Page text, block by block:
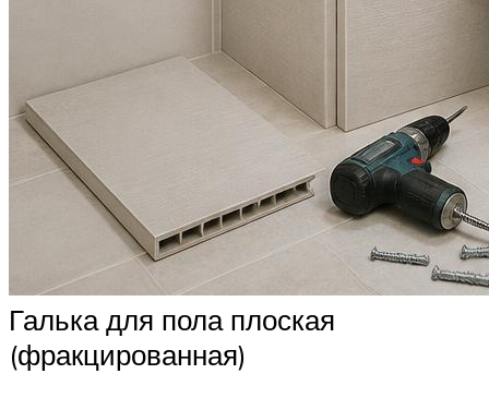
Галька для пола плоская
(фракцированная)